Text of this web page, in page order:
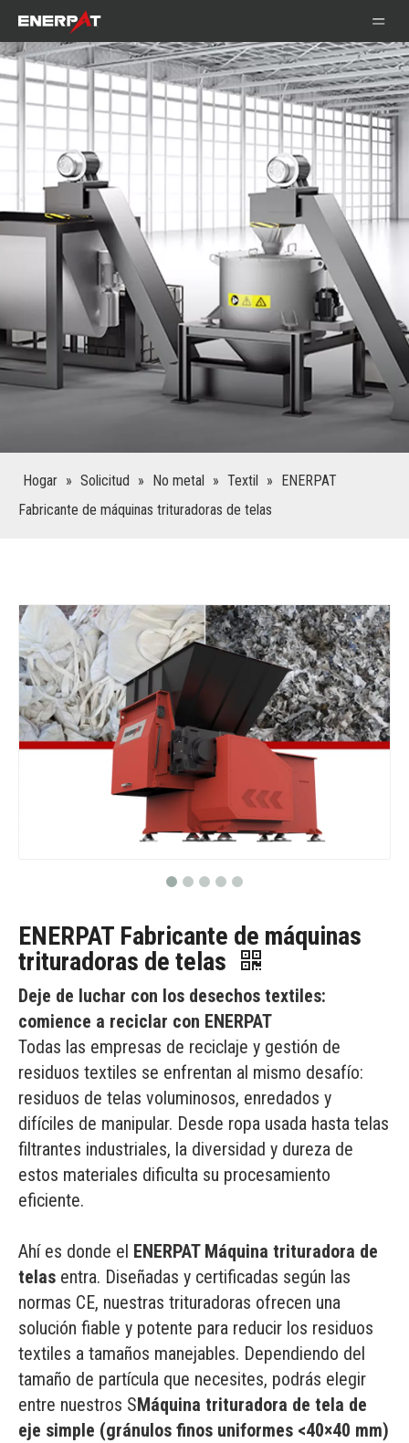
Hogar » Solicitud » No metal » Textil » ENERPAT
Fabricante de máquinas trituradoras de telas
ENERPAT Fabricante de máquinas
trituradoras de telas
Deje de luchar con los desechos textiles:
comience a reciclar con ENERPAT
Todas las empresas de reciclaje y gestión de
residuos textiles se enfrentan al mismo desafío:
residuos de telas voluminosos, enredados y
difíciles de manipular. Desde ropa usada hasta telas
filtrantes industriales, la diversidad y dureza de
estos materiales dificulta su procesamiento
eficiente.
Ahí es donde el ENERPAT Máquina trituradora de
telas entra. Diseñadas y certificadas según las
normas CE, nuestras trituradoras ofrecen una
solución fiable y potente para reducir los residuos
textiles a tamaños manejables. Dependiendo del
tamaño de partícula que necesites, podrás elegir
entre nuestros SMáquina trituradora de tela de
eje simple (gránulos finos uniformes <40×40 mm)